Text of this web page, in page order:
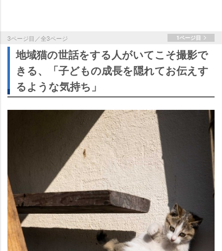
3ページ目／全3ページ 1ページ目
地域猫の世話をする人がいてこそ撮影で
きる、「子どもの成長を隠れてお伝えす
るような気持ち」